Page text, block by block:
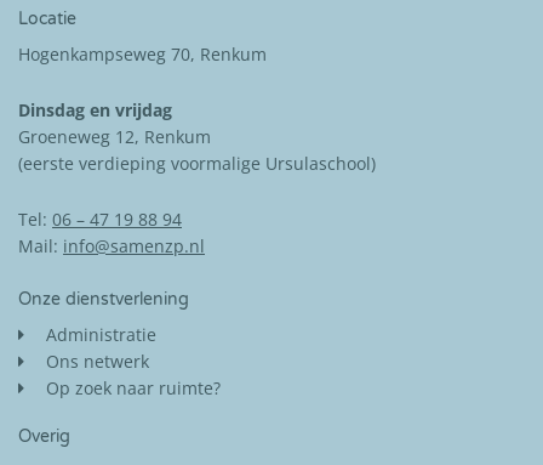
Locatie
Hogenkampseweg 70, Renkum
Dinsdag en vrijdag
Groeneweg 12, Renkum
(eerste verdieping voormalige Ursulaschool)
Tel: 06 – 47 19 88 94
Mail: info@samenzp.nl
Onze dienstverlening
Administratie
Ons netwerk
Op zoek naar ruimte?
Overig